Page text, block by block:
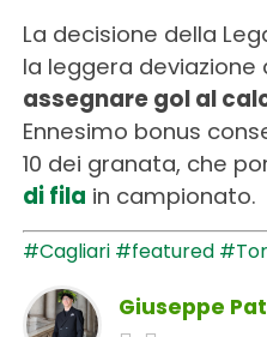
La decisione della
la leggera deviazione
assegnare gol al
Ennesimo bonus
10 dei granata, che
di fila in campionato.
#Cagliari #featured
Giuseppe